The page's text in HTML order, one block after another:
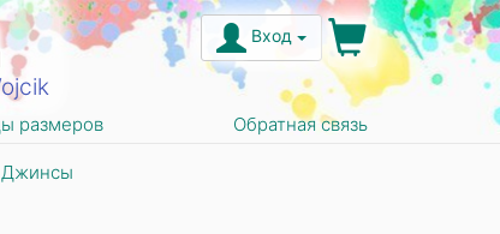
Вход
размеров Обратная связь
Джинсы